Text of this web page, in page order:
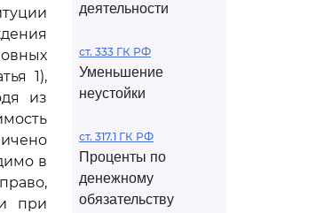
1),
из
в
при
деятельности
ст. 333 ГК РФ
Уменьшение
неустойки
ст. 317.1 ГК РФ
Проценты по
денежному
обязательству